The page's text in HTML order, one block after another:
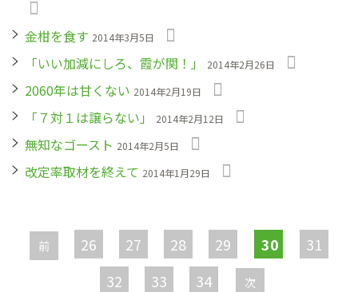
金柑を食す 2014年3月5日
「いい加減にしろ、霞が関！」 2014年2月26日
2060年は甘くない 2014年2月19日
「７対１は譲らない」 2014年2月12日
無知なゴースト 2014年2月5日
改定率取材を終えて 2014年1月29日
ー
ジ
前 26 27 28 29 30
31
32
33 34 次